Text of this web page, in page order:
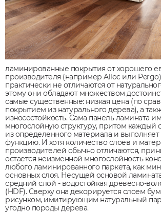
ламинированные покрытия от хорошего
производителя (например Alloc или
практически не отличаются от
этому они обладают множеством
самые существенные: низкая цена (по
покрытием из натурального дерева), а
износостойкость. Сама панель ламината
многослойную структуру, притом каждый
из определенного материала и
функцию. И хотя количество слоев и
производителей обычно отличаются,
остается неизменной многослойность
любого ламинированного паркета, как
основных слоя. Несущей основой
средний слой - водостойкая древесно-
(HDF). Сверху она декорируется слоем
рисунком, имитирующим натуральный
угодно породы дерева.